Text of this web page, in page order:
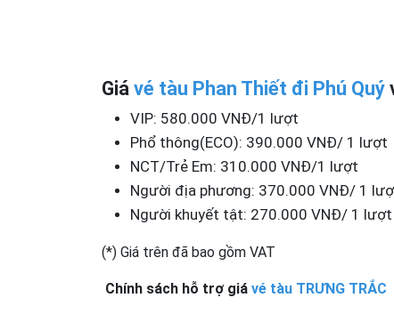
Giá vé tàu Phan Thiết đi Phú Quý
VIP: 580.000 VNĐ/1 lượt
Phổ thông(ECO): 390.000 VNĐ/ 1 lượt
NCT/Trẻ Em: 310.000 VNĐ/1 lượt
Người địa phương: 370.000 VNĐ/ 1
Người khuyết tật: 270.000 VNĐ/ 1 lượt
(*) Giá trên đã bao gồm VAT
Chính sách hỗ trợ giá vé tàu TRƯNG TRẮC